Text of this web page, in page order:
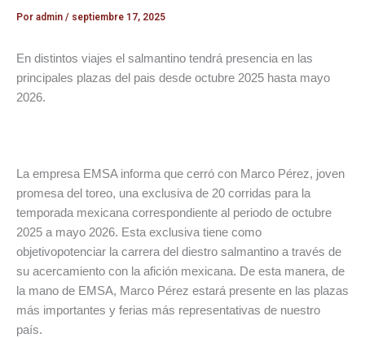
Por admin / septiembre 17, 2025
En distintos viajes el salmantino tendrá presencia en las
principales plazas del pais desde octubre 2025 hasta mayo
2026.
La empresa EMSA informa que cerró con Marco Pérez, joven
promesa del toreo, una exclusiva de 20 corridas para la
temporada mexicana correspondiente al periodo de octubre
2025 a mayo 2026. Esta exclusiva tiene como
objetivopotenciar la carrera del diestro salmantino a través de
su acercamiento con la afición mexicana. De esta manera, de
la mano de EMSA, Marco Pérez estará presente en las plazas
más importantes y ferias más representativas de nuestro
país.